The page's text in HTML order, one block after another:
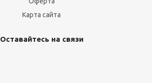
Карта сайта
Оставайтесь на связи